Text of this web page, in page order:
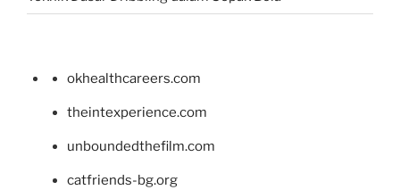
okhealthcareers.com
theintexperience.com
unboundedthefilm.com
catfriends-bg.org